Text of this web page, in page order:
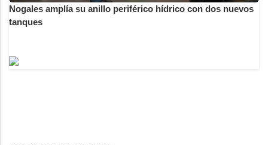
Nogales amplía su anillo periférico hídrico con dos nuevos
tanques